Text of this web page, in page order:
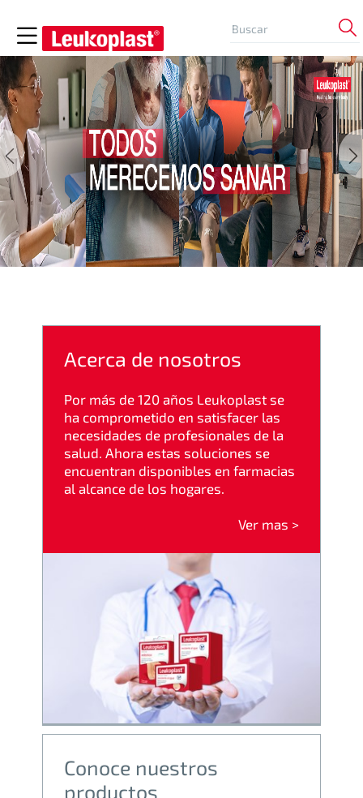
Acerca de nosotros
Por más de 120 años Leukoplast se
ha comprometido en satisfacer las
necesidades de profesionales de la
salud. Ahora estas soluciones se
encuentran disponibles en farmacias
al alcance de los hogares.
Ver mas >
Conoce nuestros
productos